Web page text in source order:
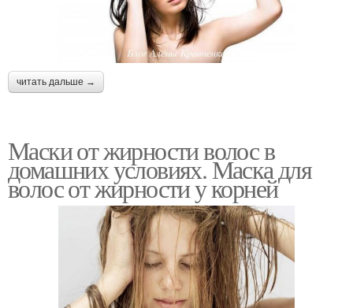
читать дальше →
Маски от жирности волос в
домашних условиях. Маска для
волос от жирности у корней